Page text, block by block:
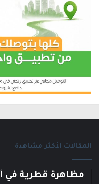
المقالات الأكثر مشاهدة
مظاهرة قطرية في